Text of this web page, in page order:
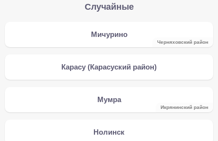
Случайные
Мичурино
Черняховский район
Карасу (Карасуский район)
Мумра
Икрянинский район
Нолинск